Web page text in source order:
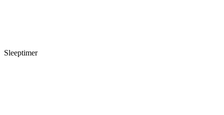
Sleeptimer